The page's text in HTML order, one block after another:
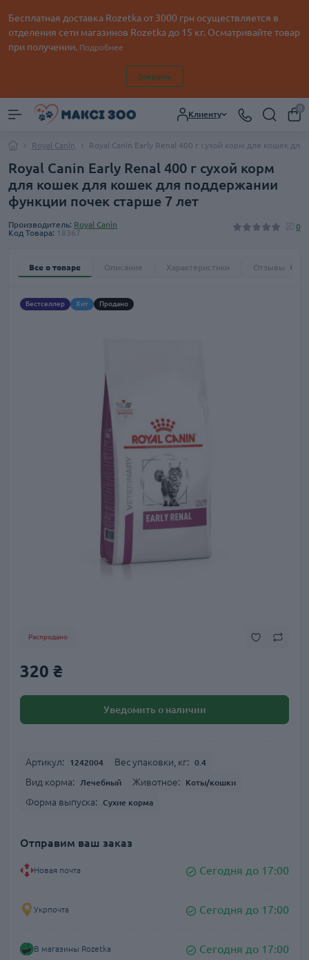
Бесплатная доставка Rozetka от 3000 грн осуществляется в
отделения сети магазинов Rozetka до 15 кг. Осматривайте товар
при получении. Подробнее
Закрыть
Клиенту
0
Royal Canin Royal Canin Early Renal 400 г сухой корм для кошек
Royal Canin Early Renal 400 г сухой корм
для кошек для кошек для поддержании
функции почек старше 7 лет
Производитель: Royal Canin
Код Товара: 18367
0
Все о товаре Описание Характеристики Отзывы
Бестселлер Хит Продано
Распродано
320 ₴
Уведомить о наличии
Артикул: 1242004 Вес упаковки, кг: 0.4
Вид корма: Лечебный Животное: Коты/кошки
Форма выпуска: Сухие корма
Отправим ваш заказ
Новая почта Сегодня до 17:00
Укрпочта Сегодня до 17:00
В магазины Rozetka Сегодня до 17:00